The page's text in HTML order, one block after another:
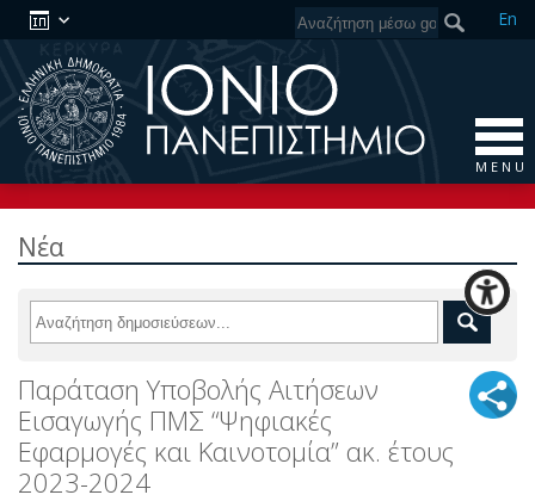
En
M E N U
Νέα
Παράταση Υποβολής Αιτήσεων
Εισαγωγής ΠΜΣ “Ψηφιακές
Εφαρμογές και Καινοτομία” ακ. έτους
2023-2024